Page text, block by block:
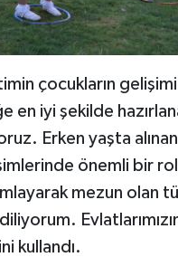
çocukların
en iyi şekilde
Erken yaşta
önemli bir
mezun olan
kullandı.